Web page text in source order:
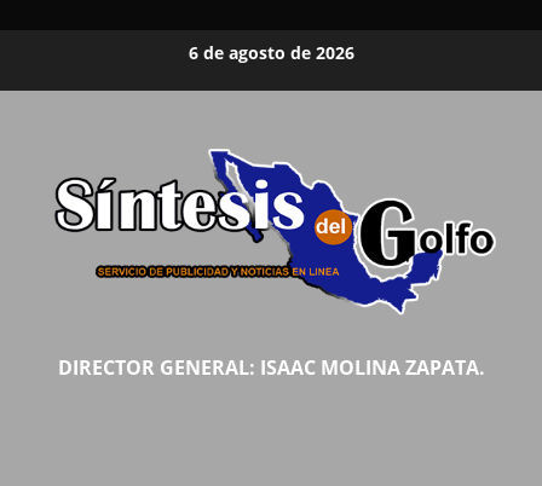
6 de agosto de 2026
DIRECTOR GENERAL: ISAAC MOLINA ZAPATA.